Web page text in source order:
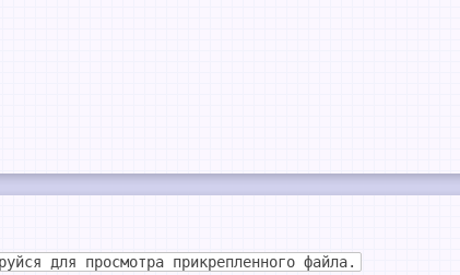
для просмотра прикрепленного файла.